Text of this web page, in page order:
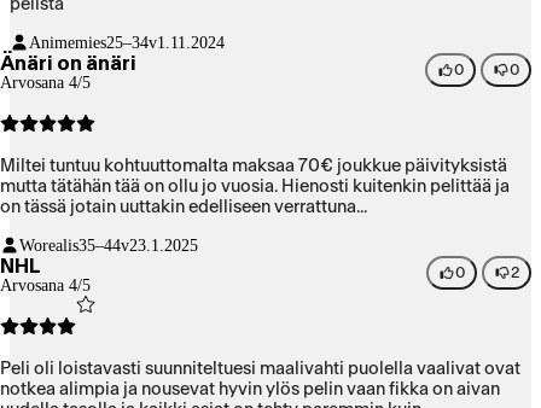
pelistä
Animemies25–34v1.11.2024
Änäri on änäri
Arvosana 4/5
0 0
Miltei tuntuu kohtuuttomalta maksaa 70€ joukkue päivityksistä
mutta tätähän tää on ollu jo vuosia. Hienosti kuitenkin pelittää ja
on tässä jotain uuttakin edelliseen verrattuna...
Worealis35–44v23.1.2025
NHL
Arvosana 4/5
0 2
Peli oli loistavasti suunniteltuesi maalivahti puolella vaalivat ovat
notkea alimpia ja nousevat hyvin ylös pelin vaan fikka on aivan